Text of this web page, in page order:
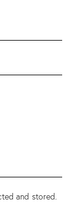
and stored.